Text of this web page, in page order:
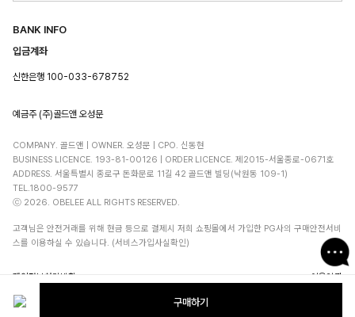
구매하기
BANK INFO
입금계좌
신한은행 100-033-678752
예금주 (주)골드앤 오성문
COMPANY. 골드앤 | OWNER. 오성문 | CPO. 신동현
BUSINESS LICENCE. 193-81-00126 | ORDER LICENCE. 제2015-서울종로-0671호
ADDRESS. 서울특별시 종로구 돈화문로 11길 42 골드앤 빌딩(낙원동 109-1)
TEL.1800-9577
ⓒ 2026. OBELEE ALL RIGHTS RESERVED.
고객님은 안전거래를 위해 현금 등으로 결제시 저희 쇼핑몰에서 가입한 PG사의 구매안전서비
스를 이용하실 수 있습니다. (서비스가입사실확인)
개인정보처리방침 이용약관